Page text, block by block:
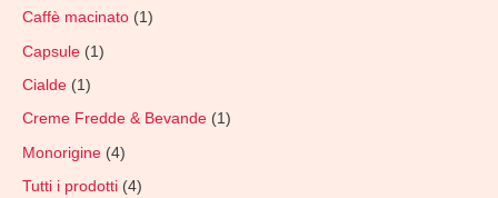
Caffè macinato (1)
Capsule (1)
Cialde (1)
Creme Fredde & Bevande (1)
Monorigine (4)
Tutti i prodotti (4)